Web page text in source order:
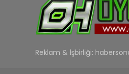
Reklam & İşbirliği: